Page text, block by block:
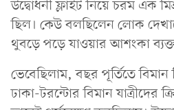
উদ্বোধনী ফ্লাইট নিয়ে চরম এক
ছিল। কেউ বলছিলেন লোক
থুবড়ে পড়ে যাওয়ার আশংকা
ভেবেছিলাম, বছর পূর্তিতে
ঢাকা-টরন্টোর বিমান যাত্রীদের